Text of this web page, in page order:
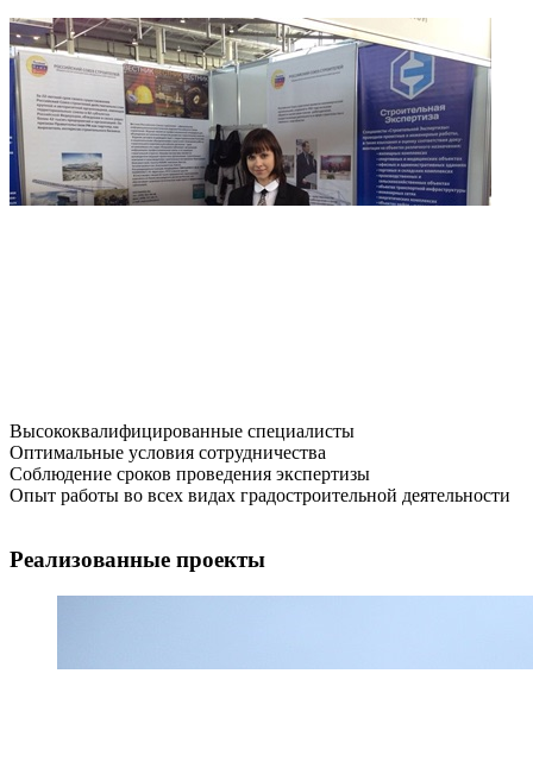
Высококвалифицированные специалисты
Оптимальные условия сотрудничества
Соблюдение сроков проведения экспертизы
Опыт работы во всех видах градостроительной деятельности
Реализованные проекты